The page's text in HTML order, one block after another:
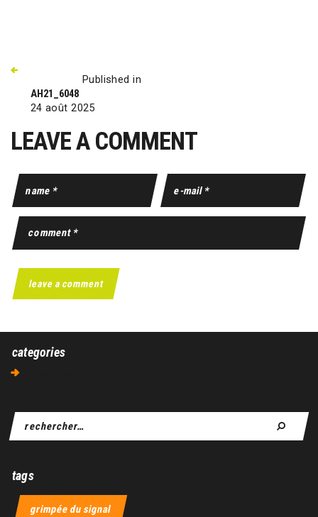
Published in
AH21_6048
24 août 2025
LEAVE A COMMENT
categories
tags
grimpée du signal